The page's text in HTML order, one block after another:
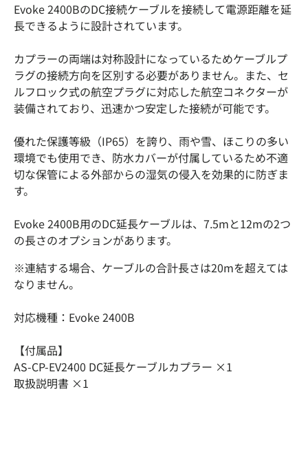
Evoke 2400BのDC接続ケーブルを接続して電源距離を延
長できるように設計されています。
カプラーの両端は対称設計になっているためケーブルプ
ラグの接続方向を区別する必要がありません。また、セ
ルフロック式の航空プラグに対応した航空コネクターが
装備されており、迅速かつ安定した接続が可能です。
優れた保護等級（IP65）を誇り、雨や雪、ほこりの多い
環境でも使用でき、防水カバーが付属しているため不適
切な保管による外部からの湿気の侵入を効果的に防ぎま
す。
Evoke 2400B用のDC延長ケーブルは、7.5mと12mの2つ
の長さのオプションがあります。
※連結する場合、ケーブルの合計長さは20mを超えては
なりません。
対応機種：Evoke 2400B
【付属品】
AS-CP-EV2400 DC延長ケーブルカプラー ×1
取扱説明書 ×1